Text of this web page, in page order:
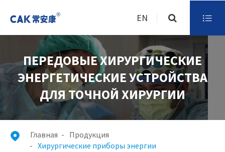
EN 
ПЕРЕДОВЫЕ ХИРУРГИЧЕСКИЕ
ЭНЕРГЕТИЧЕСКИЕ УСТРОЙСТВА
ДЛЯ ТОЧНОЙ ХИРУРГИИ
 Главная
Продукция
Хирургические приборы энергии